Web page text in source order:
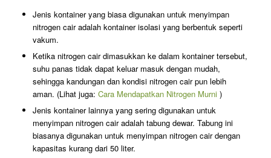
Jenis kontainer yang biasa digunakan untuk menyimpan
nitrogen cair adalah kontainer isolasi yang berbentuk seperti
vakum.
Ketika nitrogen cair dimasukkan ke dalam kontainer tersebut,
suhu panas tidak dapat keluar masuk dengan mudah,
sehingga kandungan dan kondisi nitrogen cair pun lebih
aman. (Lihat juga: Cara Mendapatkan Nitrogen Murni)
Jenis kontainer lainnya yang sering digunakan untuk
menyimpan nitrogen cair adalah tabung dewar. Tabung ini
biasanya digunakan untuk menyimpan nitrogen cair dengan
kapasitas kurang dari 50 liter.